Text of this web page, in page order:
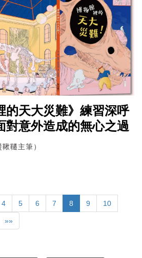
的天大災難》練習深呼
對意外造成的無心之過
韆主筆）
4 5 6 7 8 9 10
»»